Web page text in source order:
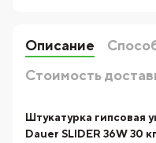
Описание
Стоимость
Штукатурка гипсовая
Dauer SLIDER 36W 30 кг